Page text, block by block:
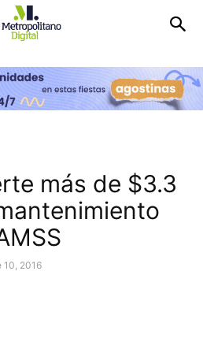
más de $3.3
10, 2016